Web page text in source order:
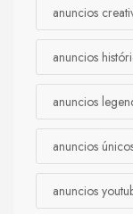
anuncios
anuncios
anuncios
anuncios
anuncios